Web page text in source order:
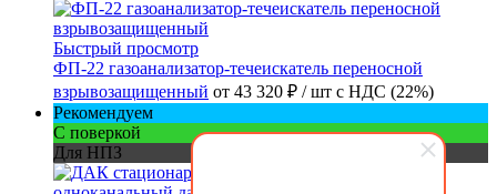
Быстрый просмотр
ФП-22 газоанализатор-течеискатель переносной
взрывозащищенный от 43 320 ₽ / шт с НДС (22%)
Рекомендуем
С поверкой
Для НПЗ